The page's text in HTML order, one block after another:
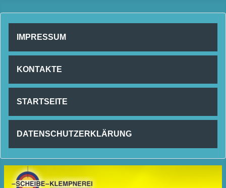
IMPRESSUM
KONTAKTE
STARTSEITE
DATENSCHUTZERKLÄRUNG